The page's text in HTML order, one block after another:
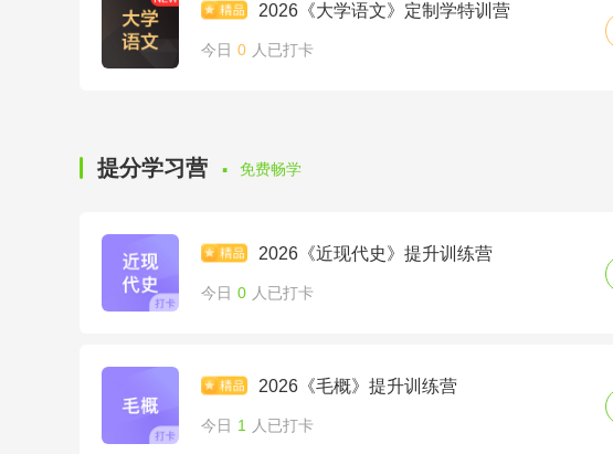
2026《大学语文》定制学特训营
今日 0 人已打卡
提分学习营 · 免费畅学
2026《近现代史》提升训练营
今日 0 人已打卡
2026《毛概》提升训练营
今日 1 人已打卡